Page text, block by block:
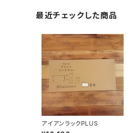
最近チェックした商品
アイアンラックPLUS